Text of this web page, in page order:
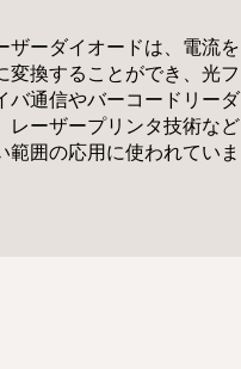
ザーダイオードは、電流を
変換することができ、光フ
バ通信やバーコードリーダ
レーザープリンタ技術など
範囲の応用に使われていま